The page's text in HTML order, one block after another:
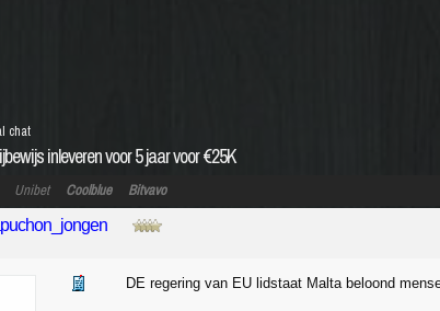
inleveren voor 5 jaar voor €25K
chat
Unibet Coolblue Bitvavo
DE regering van EU lidstaat Malta beloond